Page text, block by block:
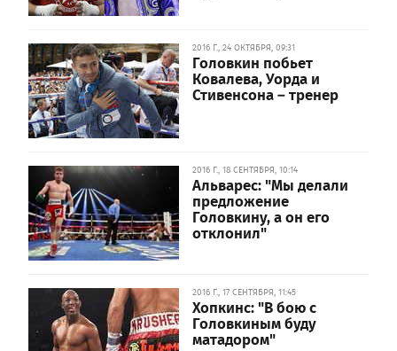
2016 Г., 24 ОКТЯБРЯ, 09:31
Головкин побьет
Ковалева, Уорда и
Стивенсона – тренер
2016 Г., 18 СЕНТЯБРЯ, 10:14
Альварес: "Мы делали
предложение
Головкину, а он его
отклонил"
2016 Г., 17 СЕНТЯБРЯ, 11:45
Хопкинс: "В бою с
Головкиным буду
матадором"